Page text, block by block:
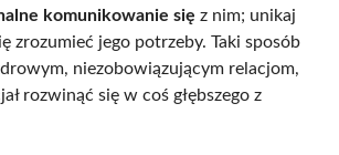
komunikowanie się z nim; unikaj
zrozumieć jego potrzeby. Taki sposób
niezobowiązującym relacjom,
rozwinąć się w coś głębszego z